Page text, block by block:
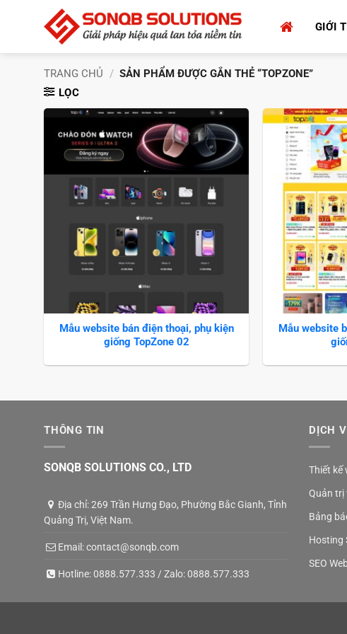
GIỚI
TRANG CHỦ / SẢN PHẨM ĐƯỢC GẮN THẺ “TOPZONE”
LỌC
Mẫu website bán điện thoại, phụ kiện
giống TopZone 02
Mẫu website
THÔNG TIN
SONQB SOLUTIONS CO., LTD
Địa chỉ: 269 Trần Hưng Đạo, Phường Bắc Gianh, Tỉnh
Quảng Trị, Việt Nam.
Email:contact@sonqb.com
Hotline:0888.577.333 / Zalo:0888.577.333
DỊCH
Thiết kế
Quản trị
Bảng
Hosting
SEO